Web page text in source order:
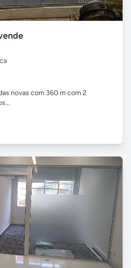
novas com 360 m com 2